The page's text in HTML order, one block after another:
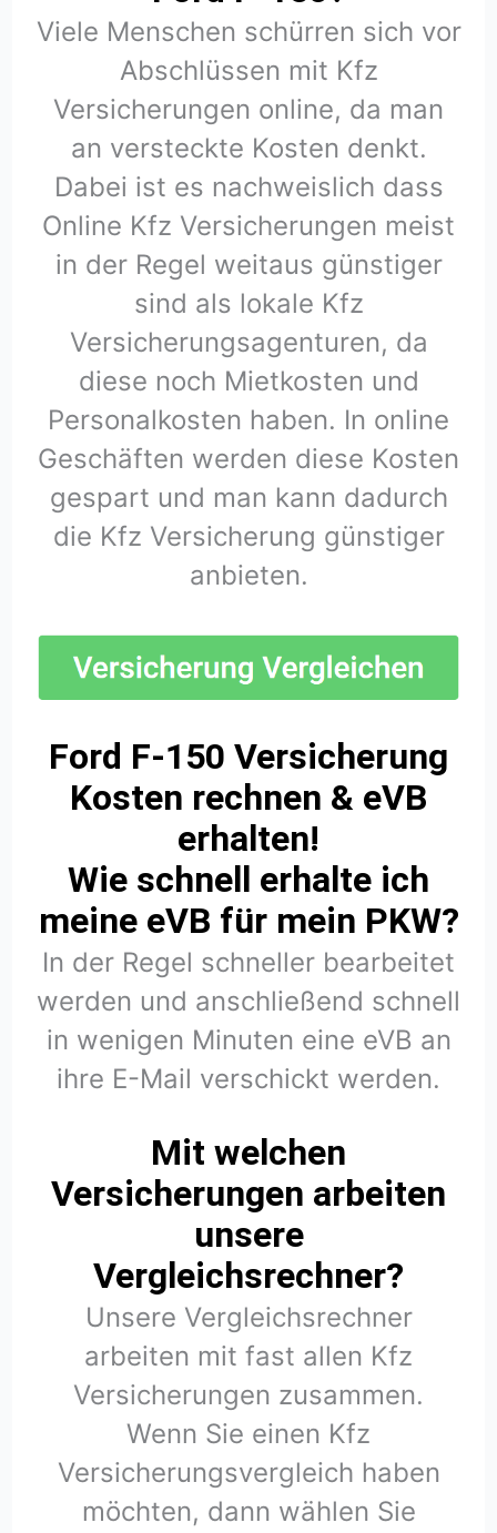
Viele Menschen schürren sich vor
Abschlüssen mit Kfz
Versicherungen online, da man
an versteckte Kosten denkt.
Dabei ist es nachweislich dass
Online Kfz Versicherungen meist
in der Regel weitaus günstiger
sind als lokale Kfz
Versicherungsagenturen, da
diese noch Mietkosten und
Personalkosten haben. In online
Geschäften werden diese Kosten
gespart und man kann dadurch
die Kfz Versicherung günstiger
anbieten.
Ford F-150 Versicherung
Kosten rechnen & eVB
erhalten!
Wie schnell erhalte ich
meine eVB für mein PKW?
In der Regel schneller bearbeitet
werden und anschließend schnell
in wenigen Minuten eine eVB an
ihre E-Mail verschickt werden.
Mit welchen
Versicherungen arbeiten
unsere
Vergleichsrechner?
Unsere Vergleichsrechner
arbeiten mit fast allen Kfz
Versicherungen zusammen.
Wenn Sie einen Kfz
Versicherungsvergleich haben
möchten, dann wählen Sie